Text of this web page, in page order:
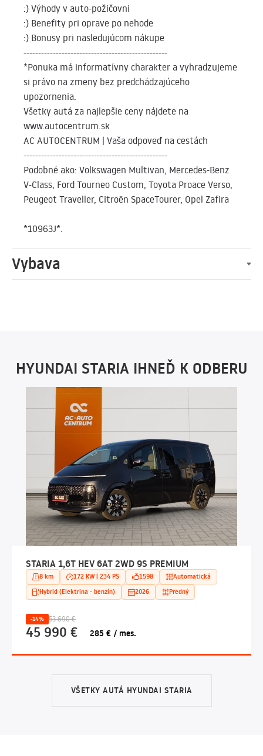
:) Výhody v auto-požičovni
:) Benefity pri oprave po nehode
:) Bonusy pri nasledujúcom nákupe
-------------------------------------------------
*Ponuka má informatívny charakter a vyhradzujeme
si právo na zmeny bez predchádzajúceho
upozornenia.
Všetky autá za najlepšie ceny nájdete na
www.autocentrum.sk
AC AUTOCENTRUM | Vaša odpoveď na cestách
-------------------------------------------------
Podobné ako: Volkswagen Multivan, Mercedes-Benz
V-Class, Ford Tourneo Custom, Toyota Proace Verso,
Peugeot Traveller, Citroën SpaceTourer, Opel Zafira
*10963J*.
Vybava
HYUNDAI STARIA IHNEĎ K ODBERU
STARIA 1,6T HEV 6AT 2WD 9S PREMIUM
8 km 172 KW | 234 PS 1598
Automatická
Hybrid (Elektrina - benzín)
2026 Predný
-14% 53 690 €
45 990 € 285 € / mes.
VŠETKY AUTÁ HYUNDAI STARIA